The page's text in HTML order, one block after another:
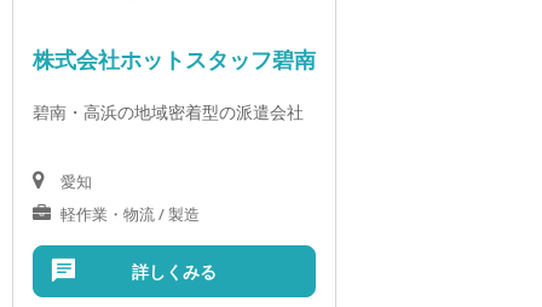
株式会社ホットスタッフ碧南
碧南・高浜の地域密着型の派遣会社
愛知
軽作業・物流 / 製造
詳しくみる